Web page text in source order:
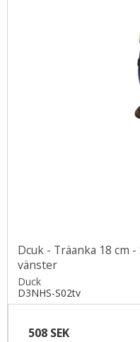
Dcuk - Träanka 18 cm
vänster
Duck
D3NHS-S02tv
508 SEK